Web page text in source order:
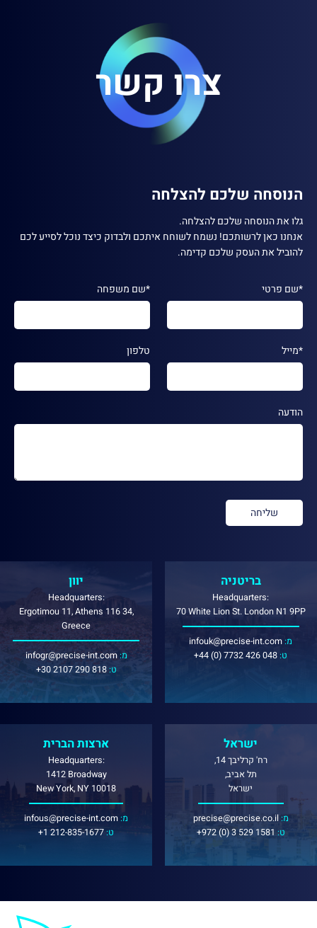
צרו קשר
הנוסחה שלכם להצלחה
גלו את הנוסחה שלכם להצלחה.
אנחנו כאן לרשותכם! נשמח לשוחח איתכם ולבדוק כיצד נוכל לסייע לכם
להוביל את העסק שלכם קדימה.
*שם פרטי
*מייל
*שם משפחה
טלפון
הודעה
יוון
Headquarters:
Ergotimou 11, Athens 116 34,
Greece
infogr@precise-int.com :מ
+30 2107 290 818:ט
בריטניה
Headquarters:
70 White Lion St. London N1 9PP
infouk@precise-int.com :מ
+44 (0) 7732 426 048 :ט
ארצות הברית
Headquarters:
1412 Broadway
New York, NY 10018
infous@precise-int.com :מ
+1 212-835-1677:ט
ישראל
רח' קרליבך 14,
תל אביב,
ישראל
precise@precise.co.il :מ
+972 (0) 3 529 1581 :ט